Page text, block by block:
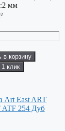
2 мм
в корзину
1 клик